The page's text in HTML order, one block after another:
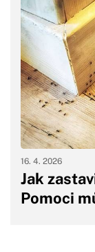
Jak
Pomoci
16. 4. 2026